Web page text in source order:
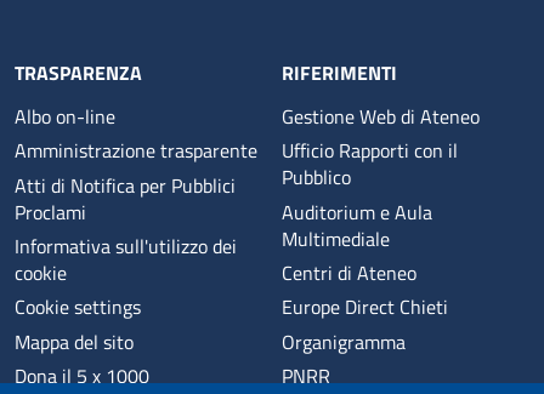
TRASPARENZA
Albo on-line
Amministrazione trasparente
Atti di Notifica per Pubblici
Proclami
Informativa sull'utilizzo dei
cookie
Cookie settings
Mappa del sito
Dona il 5 x 1000
RIFERIMENTI
Gestione Web di Ateneo
Ufficio Rapporti con il
Pubblico
Auditorium e Aula
Multimediale
Centri di Ateneo
Europe Direct Chieti
Organigramma
PNRR